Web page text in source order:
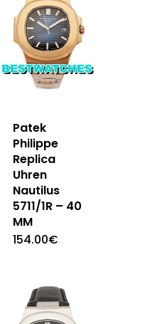
Patek
Philippe
Replica
Uhren
Nautilus
5711/1R – 40
MM
154.00€